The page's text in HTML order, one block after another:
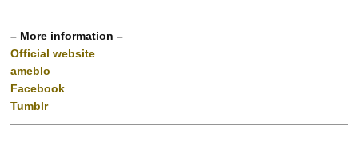
– More information –
Official website
ameblo
Facebook
Tumblr